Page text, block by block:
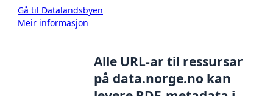
Gå til Datalandsbyen
Meir informasjon
Alle URL-ar til ressursar
på data.norge.no kan